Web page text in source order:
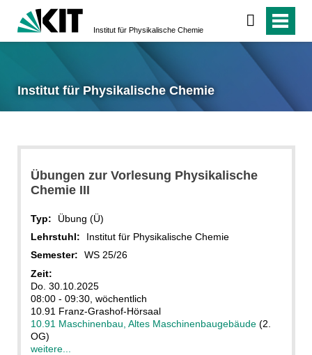
Institut für Physikalische Chemie
Institut für Physikalische Chemie
Übungen zur Vorlesung Physikalische
Chemie III
Typ:
Übung (Ü)
Lehrstuhl:
Institut für Physikalische Chemie
Semester:
WS 25/26
Zeit:
Do. 30.10.2025
08:00 - 09:30, wöchentlich
10.91 Franz-Grashof-Hörsaal
10.91 Maschinenbau, Altes Maschinenbaugebäude(2.
OG)
weitere...